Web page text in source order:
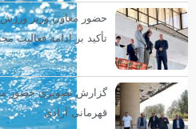
حضور معاون وزیر ورزش
تأکید بر ادامه
گزارش تصویری حضور
قهرمانی آزادی